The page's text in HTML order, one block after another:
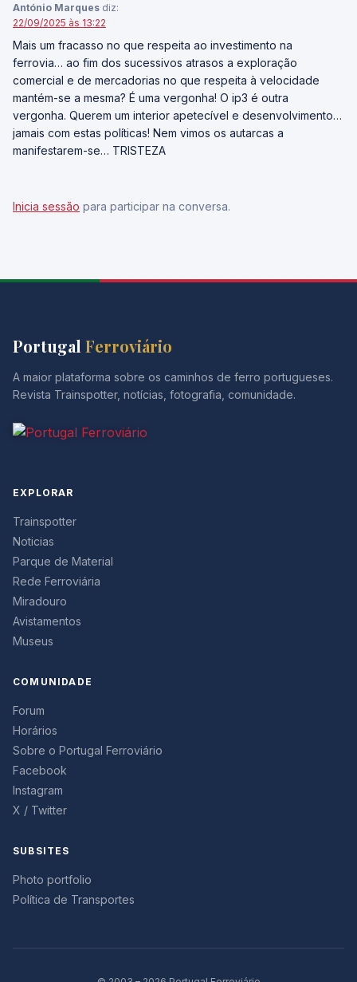
António Marques diz:
22/09/2025 às 13:22
Mais um fracasso no que respeita ao investimento na
ferrovia… ao fim dos sucessivos atrasos a exploração
comercial e de mercadorias no que respeita à velocidade
mantém-se a mesma? É uma vergonha! O ip3 é outra
vergonha. Querem um interior apetecível e desenvolvimento…
jamais com estas políticas! Nem vimos os autarcas a
manifestarem-se… TRISTEZA
Inicia sessão para participar na conversa.
Portugal Ferroviário
A maior plataforma sobre os caminhos de ferro portugueses.
Revista Trainspotter, notícias, fotografia, comunidade.
EXPLORAR
Trainspotter
Noticias
Parque de Material
Rede Ferroviária
Miradouro
Avistamentos
Museus
COMUNIDADE
Forum
Horários
Sobre o Portugal Ferroviário
Facebook
Instagram
X / Twitter
SUBSITES
Photo portfolio
Política de Transportes